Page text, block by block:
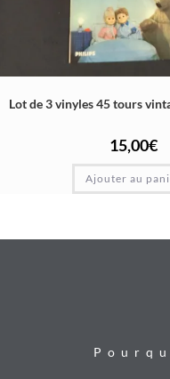
Lot de 3 vinyles 45 tours
15,00€
Ajouter au